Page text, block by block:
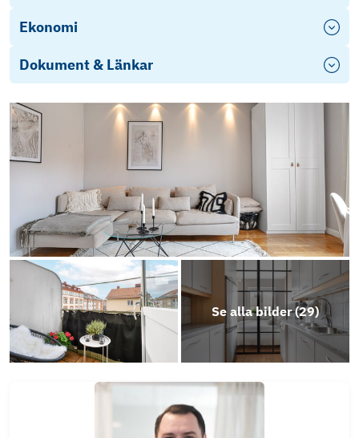
Ekonomi
Dokument & Länkar
Objektsbeskrivning
Se alla bilder (29)